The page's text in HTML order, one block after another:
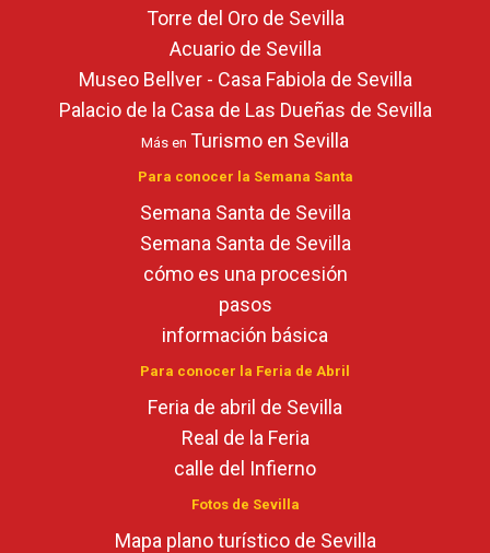
Torre del Oro de Sevilla
Acuario de Sevilla
Museo Bellver - Casa Fabiola de Sevilla
Palacio de la Casa de Las Dueñas de Sevilla
Más en Turismo en Sevilla
Para conocer la Semana Santa
Semana Santa de Sevilla
Semana Santa de Sevilla
cómo es una procesión
pasos
información básica
Para conocer la Feria de Abril
Feria de abril de Sevilla
Real de la Feria
calle del Infierno
Fotos de Sevilla
Mapa plano turístico de Sevilla